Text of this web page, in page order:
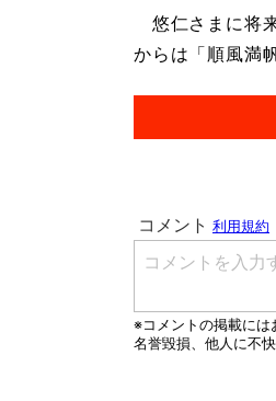
悠仁さまに将
からは「順風満